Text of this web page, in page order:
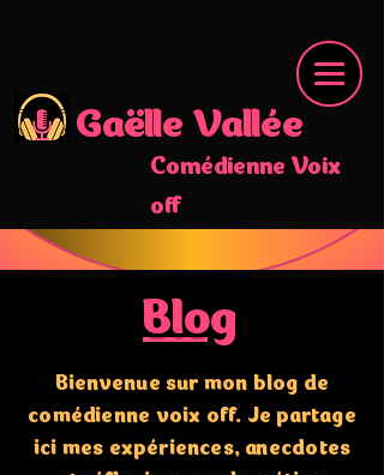
Gaëlle Vallée
Comédienne Voix
off
Blog
Bienvenue sur mon blog de
comédienne voix off. Je partage
ici mes expériences, anecdotes